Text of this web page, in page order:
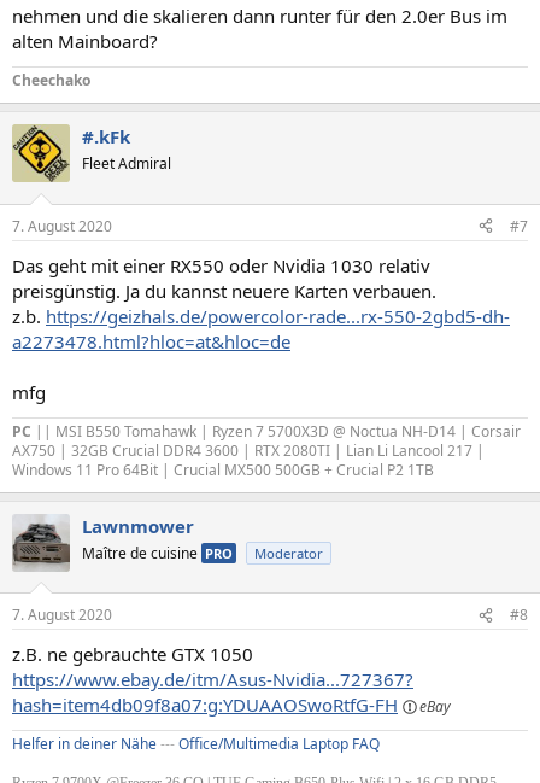
nehmen und die skalieren dann runter für den 2.0er Bus im
alten Mainboard?
Cheechako
#.kFk
Fleet Admiral
7. August 2020 #7
Das geht mit einer RX550 oder Nvidia 1030 relativ
preisgünstig. Ja du kannst neuere Karten verbauen.
z.b. https://geizhals.de/powercolor-rade...rx-550-2gbd5-dh-
a2273478.html?hloc=at&hloc=de
mfg
PC || MSI B550 Tomahawk | Ryzen 7 5700X3D @ Noctua NH-D14 | Corsair
AX750 | 32GB Crucial DDR4 3600 | RTX 2080TI | Lian Li Lancool 217 |
Windows 11 Pro 64Bit | Crucial MX500 500GB + Crucial P2 1TB
Lawnmower
Maître de cuisine PRO Moderator
7. August 2020 #8
z.B. ne gebrauchte GTX 1050
https://www.ebay.de/itm/Asus-Nvidia...727367?
hash=item4db09f8a07:g:YDUAAOSwoRtfG-FH
Helfer in deiner Nähe---Office/Multimedia Laptop FAQ